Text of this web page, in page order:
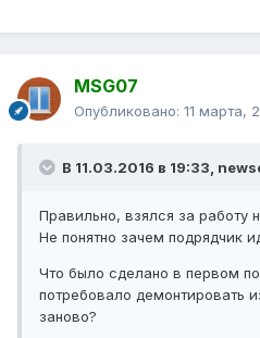
MSG07
Опубликовано: 11 марта,
В 11.03.2016 в 19:33,
Правильно, взялся за работу
Не понятно зачем подрядчик
Что было сделано в первом
потребовало демонтировать
заново?